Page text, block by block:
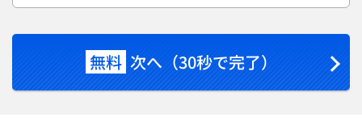
無料 次へ（30秒で完了）